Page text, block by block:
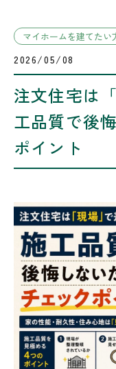
マイホームを建てたい
2026/05/08
注文住宅は
工品質で後
ポイント